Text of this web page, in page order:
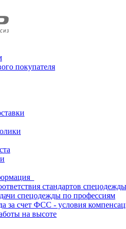
покупателя
стандартов спецодежды
спецодежды по профессиям
за счет ФСС - условия
на высоте